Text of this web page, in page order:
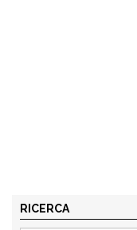
RICERCA